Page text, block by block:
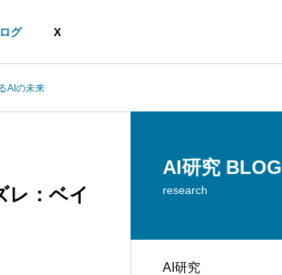
グ X
AIの未来
レ：ベイ
AI研究 BLOG
research
AI研究